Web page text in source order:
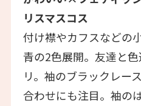
リスマスコス
付け襟やカフスなどの
青の2色展開。友達と
リ。袖のブラックレー
合わせにも注目。袖の